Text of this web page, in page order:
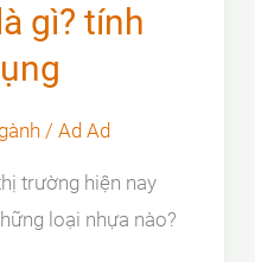
gì? tính
/ Ad Ad
trường hiện nay
loại nhựa nào?